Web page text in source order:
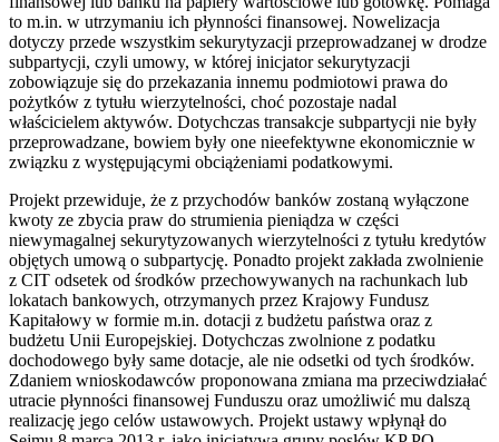
to m.in. w utrzymaniu ich płynności finansowej. Nowelizacja
dotyczy przede wszystkim sekurytyzacji przeprowadzanej w drodze
subpartycji, czyli umowy, w której inicjator sekurytyzacji
zobowiązuje się do przekazania innemu podmiotowi prawa do
pożytków z tytułu wierzytelności, choć pozostaje nadal
właścicielem aktywów. Dotychczas transakcje subpartycji nie były
przeprowadzane, bowiem były one nieefektywne ekonomicznie w
związku z występującymi obciążeniami podatkowymi.
Projekt przewiduje, że z przychodów banków zostaną wyłączone
kwoty ze zbycia praw do strumienia pieniądza w części
niewymagalnej sekurytyzowanych wierzytelności z tytułu kredytów
objętych umową o subpartycję. Ponadto projekt zakłada zwolnienie
z CIT odsetek od środków przechowywanych na rachunkach lub
lokatach bankowych, otrzymanych przez Krajowy Fundusz
Kapitałowy w formie m.in. dotacji z budżetu państwa oraz z
budżetu Unii Europejskiej. Dotychczas zwolnione z podatku
dochodowego były same dotacje, ale nie odsetki od tych środków.
Zdaniem wnioskodawców proponowana zmiana ma przeciwdziałać
utracie płynności finansowej Funduszu oraz umożliwić mu dalszą
realizację jego celów ustawowych. Projekt ustawy wpłynął do